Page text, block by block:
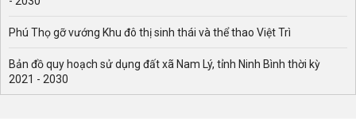
Phú Thọ gỡ vướng Khu đô thị sinh thái và thể thao Việt Trì
Bản đồ quy hoạch sử dụng đất xã Nam Lý, tỉnh Ninh Bình thời kỳ
2021 - 2030